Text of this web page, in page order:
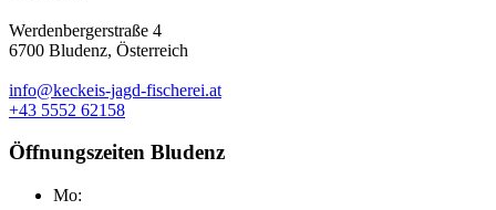
Werdenbergerstraße 4
6700 Bludenz, Österreich
info@keckeis-jagd-fischerei.at
+43 5552 62158
Öffnungszeiten Bludenz
Mo: